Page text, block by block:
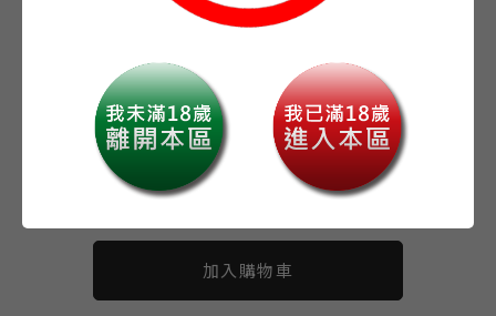
預購商品僅為確保商品，不保證出版當天立即取得，不耐
預付訂金僅限門市，網路商店預購為全額付清。
購買前請詳閱頁面下方之購買須知
+
加入購物車